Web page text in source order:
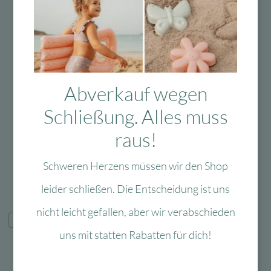
Zur Wunschliste
Wigiwama
Bär
Produkt
weist
mehrere
Varianten
cleverclixx
CleverClixx Brick Tiles
Pack Intense – 16 Teile
Lieferzeit:
Preis
war:
-50 %
Abverkauf wegen
Schließung. Alles muss
raus!
Schweren Herzens müssen wir den Shop
leider schließen. Die Entscheidung ist uns
nicht leicht gefallen, aber wir verabschieden
uns mit statten Rabatten für dich!